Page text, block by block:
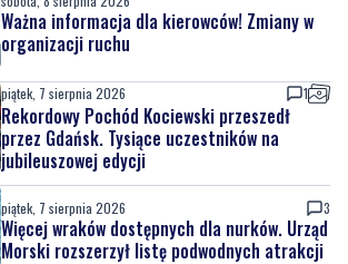
piątek, 7 sierpnia 2026
Rekordowy Pochód Kociewski przeszedł
przez Gdańsk. Tysiące uczestników na
jubileuszowej edycji
piątek, 7 sierpnia 2026
Więcej wraków dostępnych dla nurków. Urząd
Morski rozszerzył listę podwodnych atrakcji